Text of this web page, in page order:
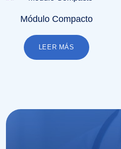
Módulo Compacto
LEER MÁS